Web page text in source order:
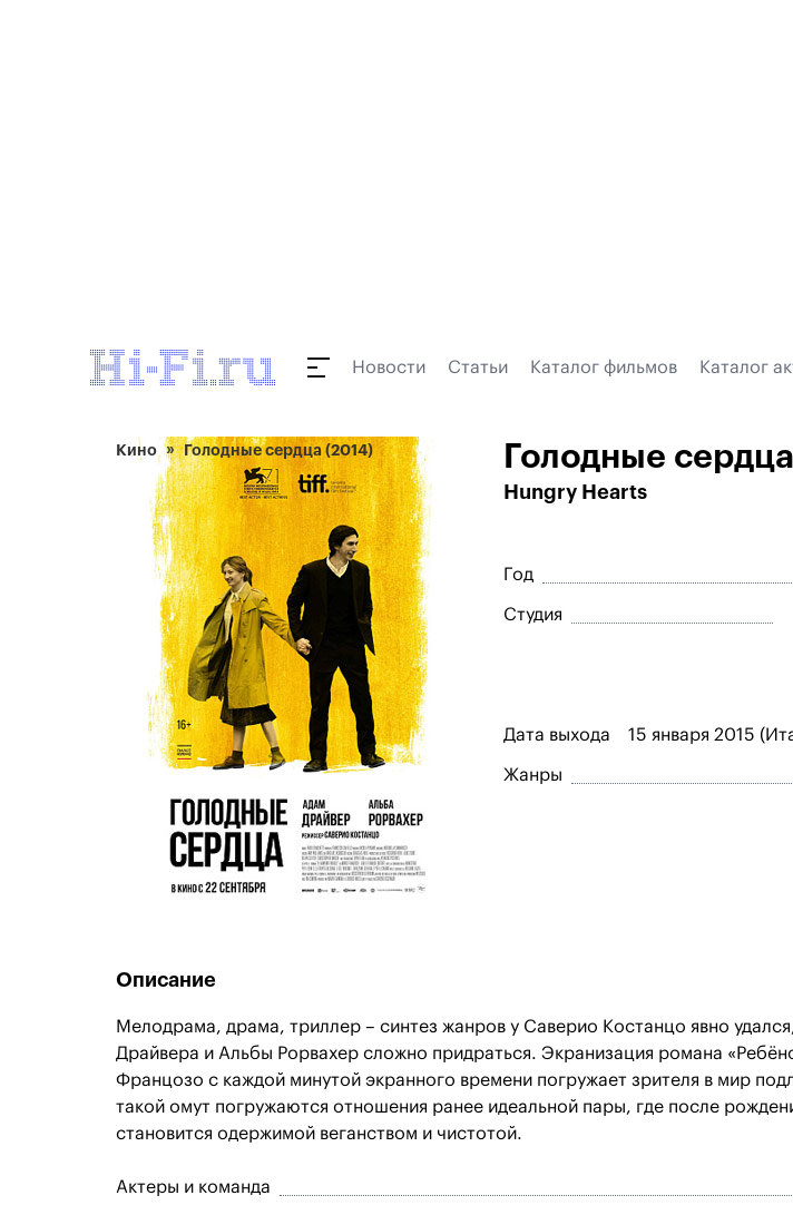
Новости Статьи Каталог фильмов Каталог
Кино Голодные сердца (2014) Голодные
Hungry Hearts
Год
Студия
Дата выхода 15 января 2015
Жанры
Описание
Мелодрама, драма, триллер – синтез жанров у Саверио Костанцо явно
Драйвера и Альбы Рорвахер сложно придраться. Экранизация романа
Францозо с каждой минутой экранного времени погружает зрителя в мир
такой омут погружаются отношения ранее идеальной пары, где после
становится одержимой веганством и чистотой.
Актеры и команда